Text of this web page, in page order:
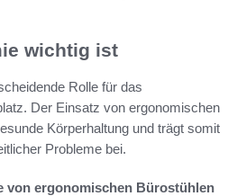
wichtig ist
Rolle für das
Der Einsatz von ergonomischen
Körperhaltung und trägt somit
Probleme bei.
von ergonomischen Bürostühlen